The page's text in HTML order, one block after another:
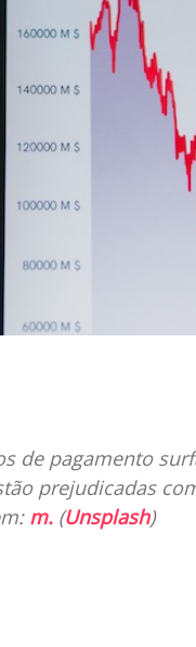
de pagamento
prejudicadas
m. (Unsplash)